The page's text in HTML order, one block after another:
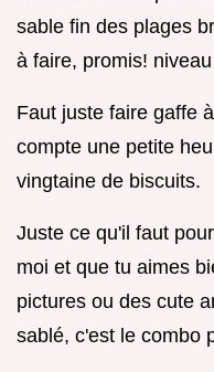
sable fin des plages
à faire, promis!
Faut juste faire gaffe
compte une petite
vingtaine de biscuits.
Juste ce qu'il faut
moi et que tu aimes
pictures ou des cute
sablé, c'est le combo